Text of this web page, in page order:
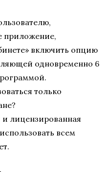
приложение,
включить опцию
одновременно 6
только
лицензированная
всем